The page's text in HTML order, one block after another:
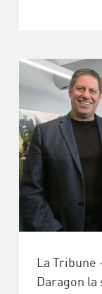
La Tribune
Daragon